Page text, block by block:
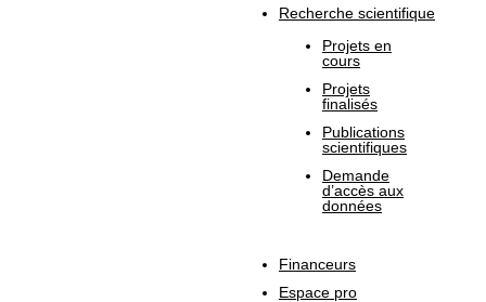
Recherche scientifique
Projets en
cours
Projets
finalisés
Publications
scientifiques
Demande
d’accès aux
données
Financeurs
Espace pro